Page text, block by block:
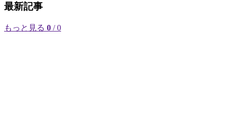
最新記事
もっと見る 0 / 0